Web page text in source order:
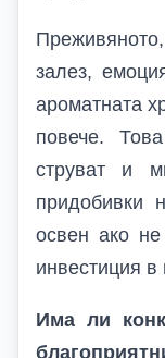
залез,
ароматната
повече.
струват и
освен ако
инвестиция
Има ли